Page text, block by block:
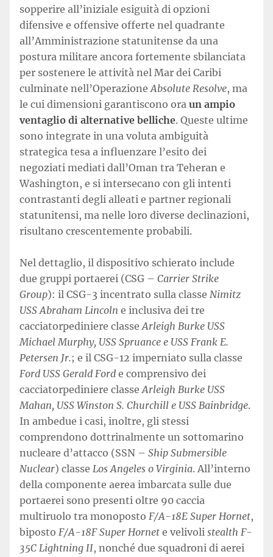
sopperire all’iniziale esiguità di opzioni
difensive e offensive offerte nel quadrante
all’Amministrazione statunitense da una
postura militare ancora fortemente sbilanciata
per sostenere le attività nel Mar dei Caribi
culminate nell’OperazioneAbsolute Resolve, ma
le cui dimensioni garantiscono ora un ampio
ventaglio di alternative belliche. Queste ultime
sono integrate in una voluta ambiguità
strategica tesa a influenzare l’esito dei
negoziati mediati dall’Oman tra Teheran e
Washington, e si intersecano con gli intenti
contrastanti degli alleati e partner regionali
statunitensi, ma nelle loro diverse declinazioni,
risultano crescentemente probabili.
Nel dettaglio, il dispositivo schierato include
due gruppi portaerei (CSG – Carrier Strike
Group): il CSG-3 incentrato sulla classe Nimitz
USS Abraham Lincoln e inclusiva dei tre
cacciatorpediniere classeArleigh Burke USS
Michael Murphy, USS Spruance e USS Frank E.
Petersen Jr.; e il CSG-12 imperniato sulla classe
Ford USS Gerald Ford e comprensivo dei
cacciatorpediniere classeArleigh Burke USS
Mahan, USS Winston S. Churchill e USS Bainbridge.
In ambedue i casi, inoltre, gli stessi
comprendono dottrinalmente un sottomarino
nucleare d’attacco (SSN – Ship Submersible
Nuclear) classe Los Angeles o Virginia. All’interno
della componente aerea imbarcata sulle due
portaerei sono presenti oltre 90 caccia
multiruolo tra monoposto F/A-18E Super Hornet,
biposto F/A-18F Super Hornet e velivoli stealth F-
35C Lightning II, nonché due squadroni di aerei